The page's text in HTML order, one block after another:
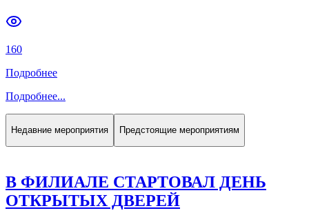
160
Подробнее
Подробнее...
Недавние мероприятия Предстоящие мероприятиям
В ФИЛИАЛЕ СТАРТОВАЛ ДЕНЬ
ОТКРЫТЫХ ДВЕРЕЙ